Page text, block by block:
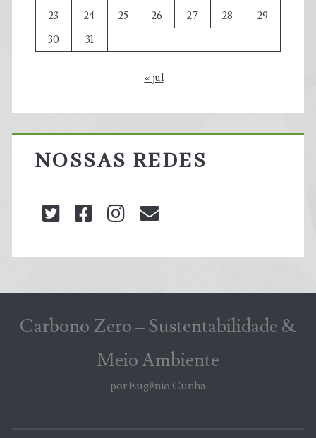
23
24 25 26 27 28
29
30
31
« jul
NOSSAS REDES
twitterfacebookinstagram
Carbono Zero – Sustentabilidade &
Meio Ambiente
por Eugênio Cunha